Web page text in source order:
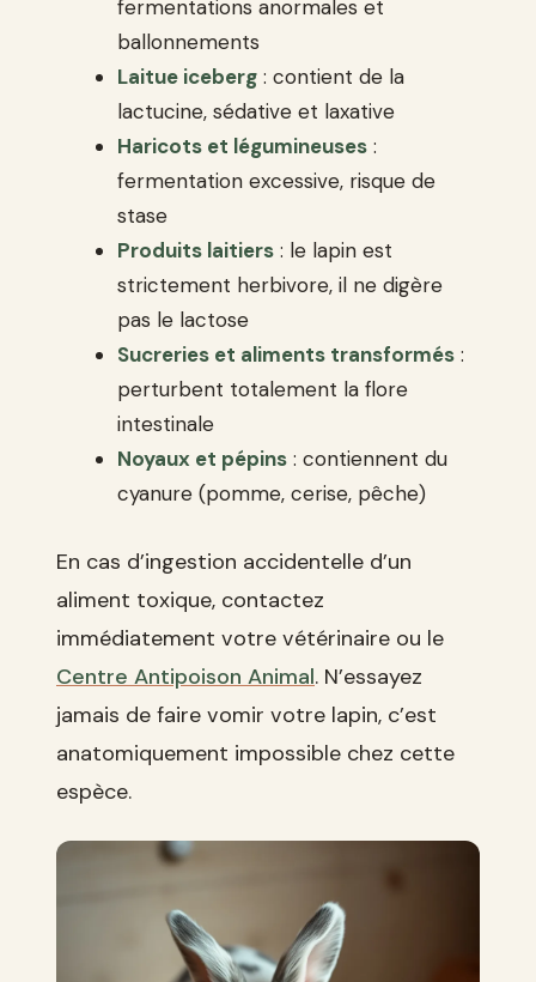
fermentations anormales et
ballonnements
Laitue iceberg : contient de la
lactucine, sédative et laxative
Haricots et légumineuses :
fermentation excessive, risque de
stase
Produits laitiers : le lapin est
strictement herbivore, il ne digère
pas le lactose
Sucreries et aliments transformés :
perturbent totalement la flore
intestinale
Noyaux et pépins : contiennent du
cyanure (pomme, cerise, pêche)
En cas d’ingestion accidentelle d’un
aliment toxique, contactez
immédiatement votre vétérinaire ou le
Centre Antipoison Animal. N’essayez
jamais de faire vomir votre lapin, c’est
anatomiquement impossible chez cette
espèce.